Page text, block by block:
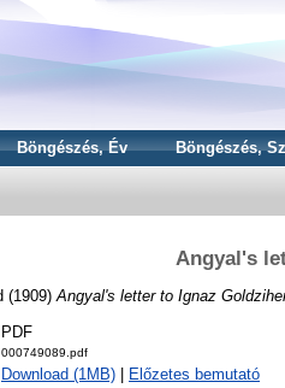
Böngészés, Év Böngészés,
Angyal's
(1909) Angyal's letter to Ignaz
PDF
000749089.pdf
Download (1MB) Előzetes bemutató